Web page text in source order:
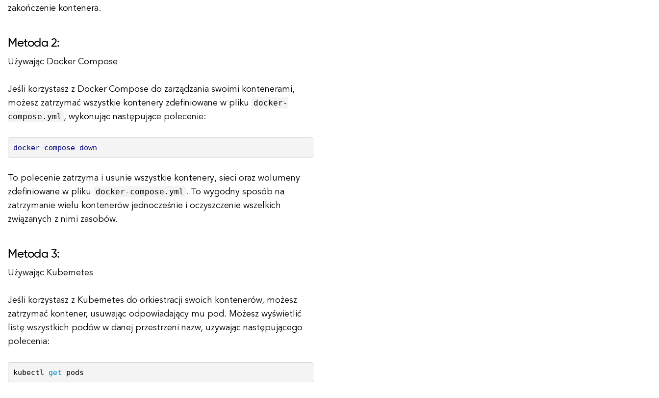
zakończenie kontenera.
Metoda 2:
Używając Docker Compose
Jeśli korzystasz z Docker Compose do zarządzania swoimi kontenerami,
możesz zatrzymać wszystkie kontenery zdefiniowane w pliku
docker-
compose.yml , wykonując następujące polecenie:
docker-compose down
To polecenie zatrzyma i usunie wszystkie kontenery, sieci oraz wolumeny
zdefiniowane w pliku
docker-compose.yml . To wygodny sposób na
zatrzymanie wielu kontenerów jednocześnie i oczyszczenie wszelkich
związanych z nimi zasobów.
Metoda 3:
Używając Kubernetes
Jeśli korzystasz z Kubernetes do orkiestracji swoich kontenerów, możesz
zatrzymać kontener, usuwając odpowiadający mu pod. Możesz wyświetlić
listę wszystkich podów w danej przestrzeni nazw, używając następującego
polecenia:
kubectl get